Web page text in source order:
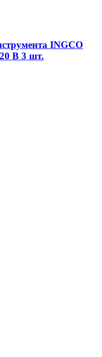
INGCO
В 3 шт.